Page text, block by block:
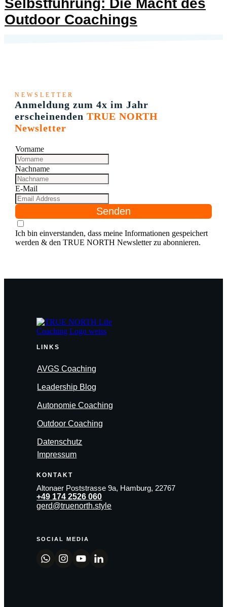
Selbstführung: Die Macht des
Outdoor Coachings
NEWSLETTER
Anmeldung zum 4x im Jahr
erscheinenden TRUE NORTH
Newsletter
Vorname
Nachname
E-Mail
Senden
Ich bin einverstanden, dass meine Informationen gespeichert
werden & den TRUE NORTH Newsletter zu abonnieren.
LINKS
AVGS Coaching
Leadership Blog
Autonomie Coaching
Outdoor Coaching
Datenschutz
Impressum
KONTAKT
Altonaer Poststrasse 9a, Hamburg, 22767
+49 174 2526 060
gerd@truenorth.style
SOCIAL MEDIA